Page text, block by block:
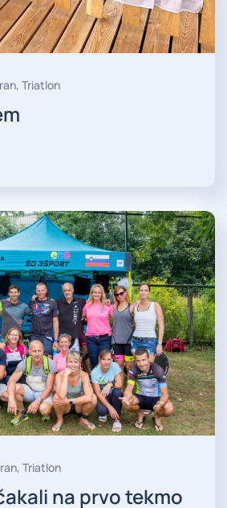
, Triatlon
, Triatlon
na prvo tekmo